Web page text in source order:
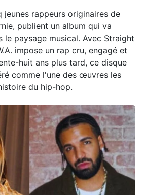
jeunes rappeurs originaires de
publient un album qui va
le paysage musical. Avec Straight
impose un rap cru, engagé et
huit ans plus tard, ce disque
comme l'une des œuvres les
du hip-hop.